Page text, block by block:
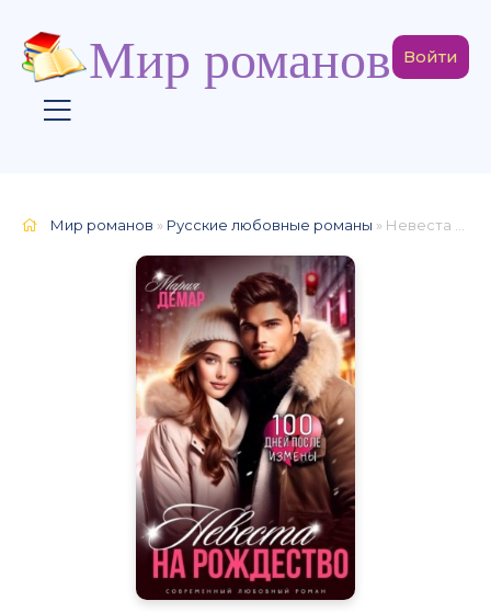
Мир романов Войти
Мир романов » Русские любовные романы » Невеста на Рождество